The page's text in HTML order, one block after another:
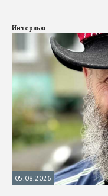
Интервью
05.08.2026